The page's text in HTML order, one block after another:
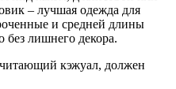
– лучшая одежда для
и средней длины
лишнего декора.
кэжуал, должен